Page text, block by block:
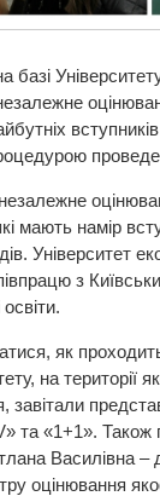
базі
мають намір
Університет
з
як
на території
завітали
та «1+1». Також
Василівна –
оцінювання